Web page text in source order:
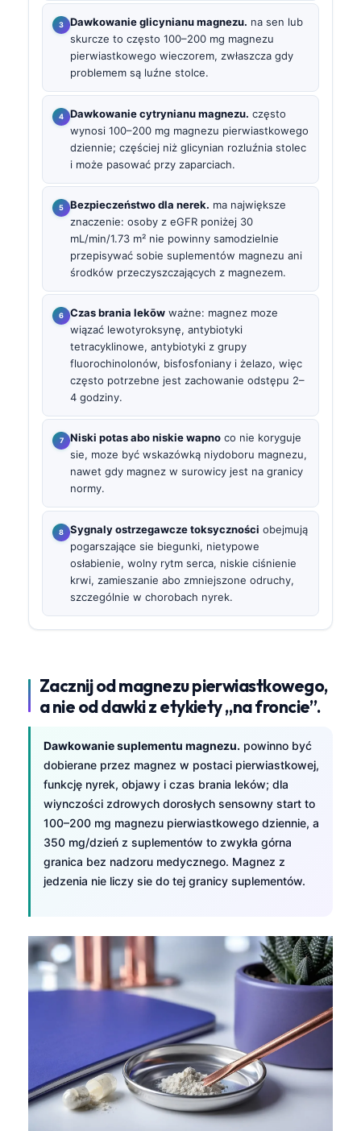
Dawkowanie glicynianu magnezu. na sen lub
skurcze to często 100–200 mg magnezu
pierwiastkowego wieczorem, zwłaszcza gdy
problemem są luźne stolce.
Dawkowanie cytrynianu magnezu. często
wynosi 100–200 mg magnezu pierwiastkowego
dziennie; częściej niż glicynian rozluźnia stolec
i może pasować przy zaparciach.
Bezpieczeństwo dla nerek. ma największe
znaczenie: osoby z eGFR poniżej 30
mL/min/1.73 m² nie powinny samodzielnie
przepisywać sobie suplementów magnezu ani
środków przeczyszczających z magnezem.
Czas brania lekōw ważne: magnez moze
wiązać lewotyroksynę, antybiotyki
tetracyklinowe, antybiotyki z grupy
fluorochinolonów, bisfosfoniany i żelazo, więc
często potrzebne jest zachowanie odstępu 2–
4 godziny.
Niski potas abo niskie wapno co nie koryguje
sie, moze być wskazówką niydoboru magnezu,
nawet gdy magnez w surowicy jest na granicy
normy.
Sygnaly ostrzegawcze toksyczności obejmują
pogarszające sie biegunki, nietypowe
osłabienie, wolny rytm serca, niskie ciśnienie
krwi, zamieszanie abo zmniejszone odruchy,
szczególnie w chorobach nyrek.
Zacznij od magnezu pierwiastkowego,
a nie od dawki z etykiety „na froncie”.
Dawkowanie suplementu magnezu. powinno być
dobierane przez magnez w postaci pierwiastkowej,
funkcję nyrek, objawy i czas brania leków; dla
wiynczości zdrowych dorosłych sensowny start to
100–200 mg magnezu pierwiastkowego dziennie, a
350 mg/dzień z suplementów to zwykła górna
granica bez nadzoru medycznego. Magnez z
jedzenia nie liczy sie do tej granicy suplementów.